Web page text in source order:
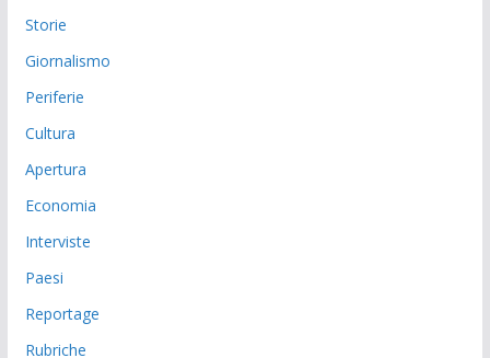
Storie
Giornalismo
Periferie
Cultura
Apertura
Economia
Interviste
Paesi
Reportage
Rubriche